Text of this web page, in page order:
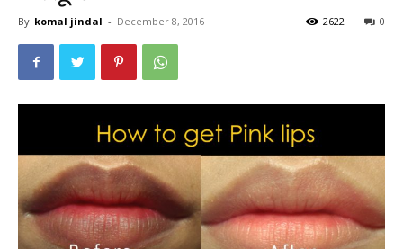
By komal jindal - December 8, 2016 0
2622